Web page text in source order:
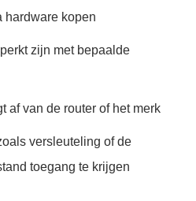
hardware kopen
zijn met bepaalde
af van de router of het merk
versleuteling of de
toegang te krijgen